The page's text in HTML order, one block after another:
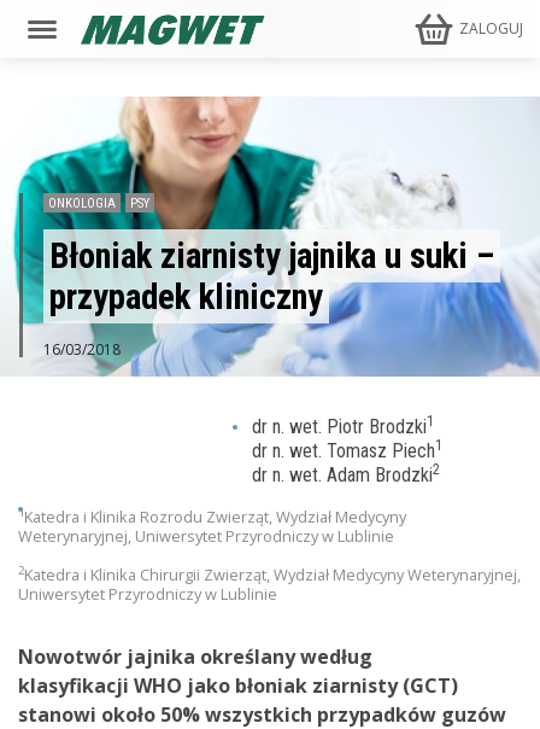
ZALOGUJ
ONKOLOGIA PSY
Błoniak ziarnisty jajnika u suki –
przypadek kliniczny
16/03/2018
dr n. wet. Piotr Brodzki1
dr n. wet. Tomasz Piech1
dr n. wet. Adam Brodzki2
1Katedra i Klinika Rozrodu Zwierząt, Wydział Medycyny
Weterynaryjnej, Uniwersytet Przyrodniczy w Lublinie
2Katedra i Klinika Chirurgii Zwierząt, Wydział Medycyny Weterynaryjnej,
Uniwersytet Przyrodniczy w Lublinie
Nowotwór jajnika określany według
klasyfikacji WHO jako błoniak ziarnisty (GCT)
stanowi około 50% wszystkich przypadków guzów